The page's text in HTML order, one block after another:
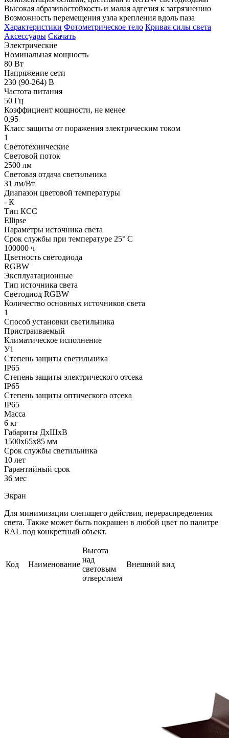
Высокая абразивостойкость и малая адгезия к загрязнению
Возможность перемещения узла крепления вдоль паза
Характеристики Фотометрическое тело Кривая силы света
Аксессуары Скачать
Электрические
Номинальная мощность
80 Вт
Напряжение сети
230 (90-264) В
Частота питания
50 Гц
Коэффициент мощности, не менее
0,95
Класс защиты от поражения электрическим током
1
Светотехнические
Световой поток
2500 лм
Световая отдача светильника
31 лм/Вт
Диапазон цветовой температуры
- К
Тип КСС
Ellipse
Параметры источника света
Срок службы при температуре 25° С
100000 ч
Цветность светодиода
RGBW
Эксплуатационные
Тип источника света
Светодиод RGBW
Количество основных источников света
1
Способ установки светильника
Пристраиваемый
Климатическое исполнение
У1
Степень защиты светильника
IP65
Степень защиты электрического отсека
IP65
Степень защиты оптического отсека
IP65
Масса
6 кг
Габариты ДхШхВ
1500x65x85 мм
Срок службы светильника
10 лет
Гарантийный срок
36 мес
Экран
Для минимизации слепящего действия, перераспределения
света. Также может быть покрашен в любой цвет по палитре
RAL под конкретный объект.
Код Наименование
Высота
над
световым
отверстием
Внешний вид